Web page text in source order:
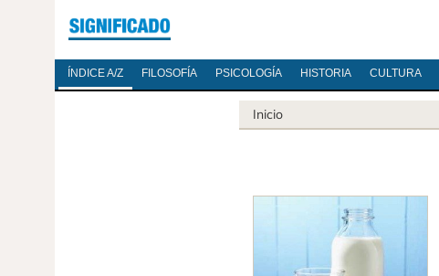
ÍNDICE A/Z FILOSOFÍA PSICOLOGÍA HISTORIA CULTURA
Inicio